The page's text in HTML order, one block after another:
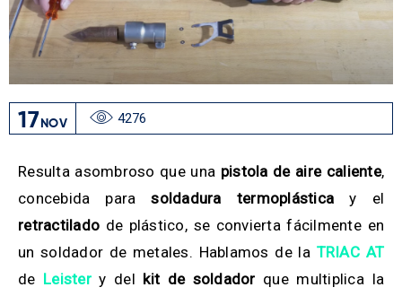
17 NOV 4276
Resulta asombroso que una pistola de aire caliente,
concebida parasoldadura termoplástica y el
retractilado de plástico, se convierta fácilmente en
un soldador de metales. Hablamos de la TRIAC AT
de Leistery del kit de soldador que multiplica la